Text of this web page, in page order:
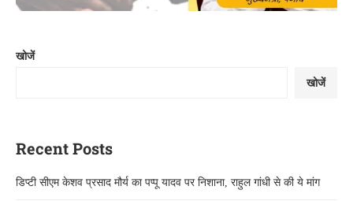
खोजें
खोजें
Recent Posts
डिप्टी सीएम केशव प्रसाद मौर्य का पप्पू यादव पर निशाना, राहुल गांधी से की ये मांग